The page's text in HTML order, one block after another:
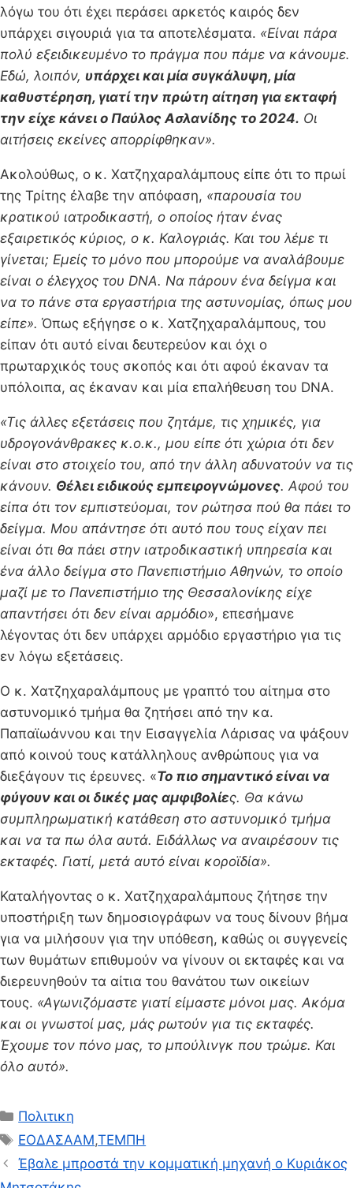
λόγω του ότι έχει περάσει αρκετός καιρός δεν
υπάρχει σιγουριά για τα αποτελέσματα. «Είναι πάρα
πολύ εξειδικευμένο το πράγμα που πάμε να κάνουμε.
Εδώ, λοιπόν, υπάρχει και μία συγκάλυψη, μία
καθυστέρηση, γιατί την πρώτη αίτηση για εκταφή
την είχε κάνει ο Παύλος Ασλανίδης το 2024. Οι
αιτήσεις εκείνες απορρίφθηκαν».
Ακολούθως, ο κ. Χατζηχαραλάμπους είπε ότι το πρωί
της Τρίτης έλαβε την απόφαση, «παρουσία του
κρατικού ιατροδικαστή, ο οποίος ήταν ένας
εξαιρετικός κύριος, ο κ. Καλογριάς. Και του λέμε τι
γίνεται; Εμείς το μόνο που μπορούμε να αναλάβουμε
είναι ο έλεγχος του DNA. Να πάρουν ένα δείγμα και
να το πάνε στα εργαστήρια της αστυνομίας, όπως μου
είπε». Όπως εξήγησε ο κ. Χατζηχαραλάμπους, του
είπαν ότι αυτό είναι δευτερεύον και όχι ο
πρωταρχικός τους σκοπός και ότι αφού έκαναν τα
υπόλοιπα, ας έκαναν και μία επαλήθευση του DNA.
«Τις άλλες εξετάσεις που ζητάμε, τις χημικές, για
υδρογονάνθρακες κ.ο.κ., μου είπε ότι χώρια ότι δεν
είναι στο στοιχείο του, από την άλλη αδυνατούν να τις
κάνουν. Θέλει ειδικούς εμπειρογνώμονες. Αφού του
είπα ότι τον εμπιστεύομαι, τον ρώτησα πού θα πάει το
δείγμα. Μου απάντησε ότι αυτό που τους είχαν πει
είναι ότι θα πάει στην ιατροδικαστική υπηρεσία και
ένα άλλο δείγμα στο Πανεπιστήμιο Αθηνών, το οποίο
μαζί με το Πανεπιστήμιο της Θεσσαλονίκης είχε
απαντήσει ότι δεν είναι αρμόδιο», επεσήμανε
λέγοντας ότι δεν υπάρχει αρμόδιο εργαστήριο για τις
εν λόγω εξετάσεις.
Ο κ. Χατζηχαραλάμπους με γραπτό του αίτημα στο
αστυνομικό τμήμα θα ζητήσει από την κα.
Παπαϊωάννου και την Εισαγγελία Λάρισας να ψάξουν
από κοινού τους κατάλληλους ανθρώπους για να
διεξάγουν τις έρευνες. «Το πιο σημαντικό είναι να
φύγουν και οι δικές μας αμφιβολίες. Θα κάνω
συμπληρωματική κατάθεση στο αστυνομικό τμήμα
και να τα πω όλα αυτά. Ειδάλλως να αναιρέσουν τις
εκταφές. Γιατί, μετά αυτό είναι κοροϊδία».
Καταλήγοντας ο κ. Χατζηχαραλάμπους ζήτησε την
υποστήριξη των δημοσιογράφων να τους δίνουν βήμα
για να μιλήσουν για την υπόθεση, καθώς οι συγγενείς
των θυμάτων επιθυμούν να γίνουν οι εκταφές και να
διερευνηθούν τα αίτια του θανάτου των οικείων
τους. «Αγωνιζόμαστε γιατί είμαστε μόνοι μας. Ακόμα
και οι γνωστοί μας, μάς ρωτούν για τις εκταφές.
Έχουμε τον πόνο μας, το μπούλινγκ που τρώμε. Και
όλο αυτό».
Κατηγορίες
Πολιτικη
Ετικέτες
ΕΟΔΑΣΑΑΜ,ΤΕΜΠΗ
Έβαλε μπροστά την κομματική μηχανή ο Κυριάκος